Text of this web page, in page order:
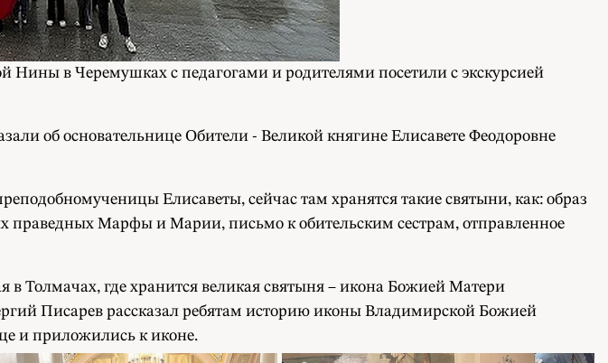
Нины в Черемушках с педагогами и родителями посетили с экскурсией
об основательнице Обители - Великой княгине Елисавете Феодоровне
Елисаветы, сейчас там хранятся такие святыни, как: образ
Марфы и Марии, письмо к обительским сестрам, отправленное
Толмачах, где хранится великая святыня – икона Божией Матери
Писарев рассказал ребятам историю иконы Владимирской Божией
и приложились к иконе.